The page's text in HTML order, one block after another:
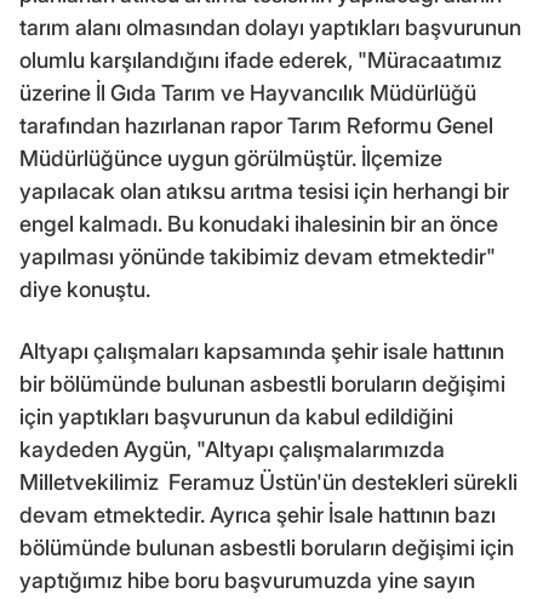
tarım alanı olmasından dolayı yaptıkları başvurunun
olumlu karşılandığını ifade ederek, "Müracaatımız
üzerine İl Gıda Tarım ve Hayvancılık Müdürlüğü
tarafından hazırlanan rapor Tarım Reformu Genel
Müdürlüğünce uygun görülmüştür. İlçemize
yapılacak olan atıksu arıtma tesisi için herhangi bir
engel kalmadı. Bu konudaki ihalesinin bir an önce
yapılması yönünde takibimiz devam etmektedir"
diye konuştu.
Altyapı çalışmaları kapsamında şehir isale hattının
bir bölümünde bulunan asbestli boruların değişimi
için yaptıkları başvurunun da kabul edildiğini
kaydeden Aygün, "Altyapı çalışmalarımızda
Milletvekilimiz Feramuz Üstün'ün destekleri sürekli
devam etmektedir. Ayrıca şehir İsale hattının bazı
bölümünde bulunan asbestli boruların değişimi için
yaptığımız hibe boru başvurumuzda yine sayın